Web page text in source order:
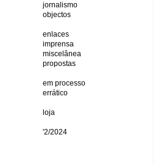
jornalismo
objectos
enlaces
imprensa
miscelânea
propostas
em processo
errático
loja
'2/2024